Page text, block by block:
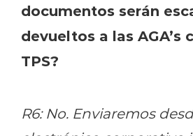
documentos serán
devueltos a las AGA’s
TPS?
R6: No. Enviaremos